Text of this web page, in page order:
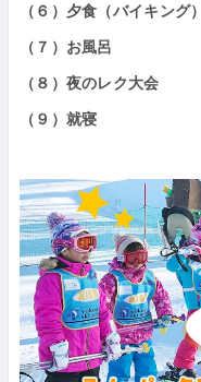
（６）夕食（バイキング）
（７）お風呂
（８）夜のレク大会
（９）就寝